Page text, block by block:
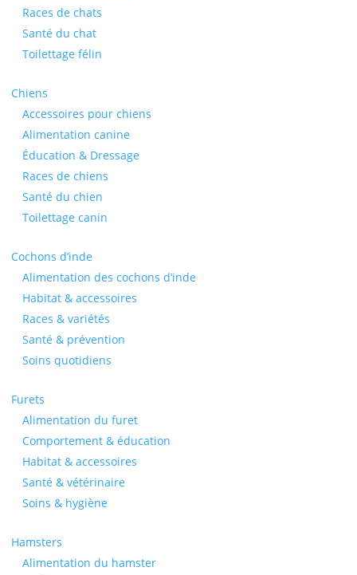
Races de chats
Santé du chat
Toilettage félin
Chiens
Accessoires pour chiens
Alimentation canine
Éducation & Dressage
Races de chiens
Santé du chien
Toilettage canin
Cochons d’inde
Alimentation des cochons d’inde
Habitat & accessoires
Races & variétés
Santé & prévention
Soins quotidiens
Furets
Alimentation du furet
Comportement & éducation
Habitat & accessoires
Santé & vétérinaire
Soins & hygiène
Hamsters
Alimentation du hamster